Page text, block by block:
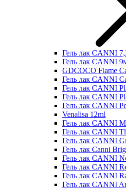
Гель лак CANNI
Гель лак CANNI
GDCOCO Flame
Гель лак CANNI
Гель лак CANNI
Гель лак CANNI
Гель лак CANNI
Venalisa 12ml
Гель лак CANNI
Гель лак CANNI
Гель лак CANNI
Гель лак Canni
Гель лак CANNI
Гель лак CANNI
Гель лак CANNI
Гель лак CANNI